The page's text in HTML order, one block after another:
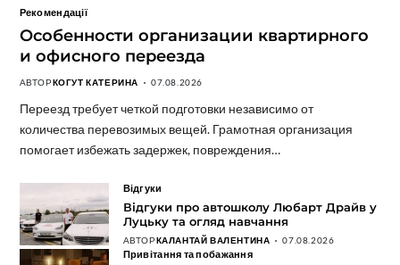
Рекомендації
Особенности организации квартирного
и офисного переезда
АВТОРКОГУТ КАТЕРИНА 07.08.2026
Переезд требует четкой подготовки независимо от
количества перевозимых вещей. Грамотная организация
помогает избежать задержек, повреждения…
Відгуки
Відгуки про автошколу Любарт Драйв у
Луцьку та огляд навчання
АВТОРКАЛАНТАЙ ВАЛЕНТИНА 07.08.2026
Привітання та побажання